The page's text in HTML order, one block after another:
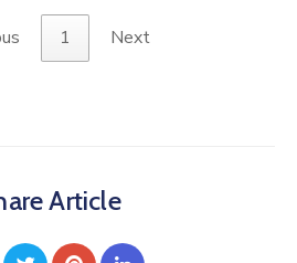
1 Next
Article